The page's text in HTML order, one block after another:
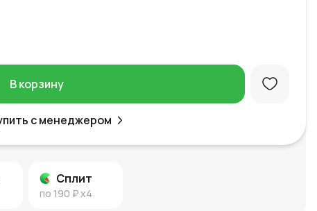
В корзину
с менеджером
Сплит
по 190 ₽x4